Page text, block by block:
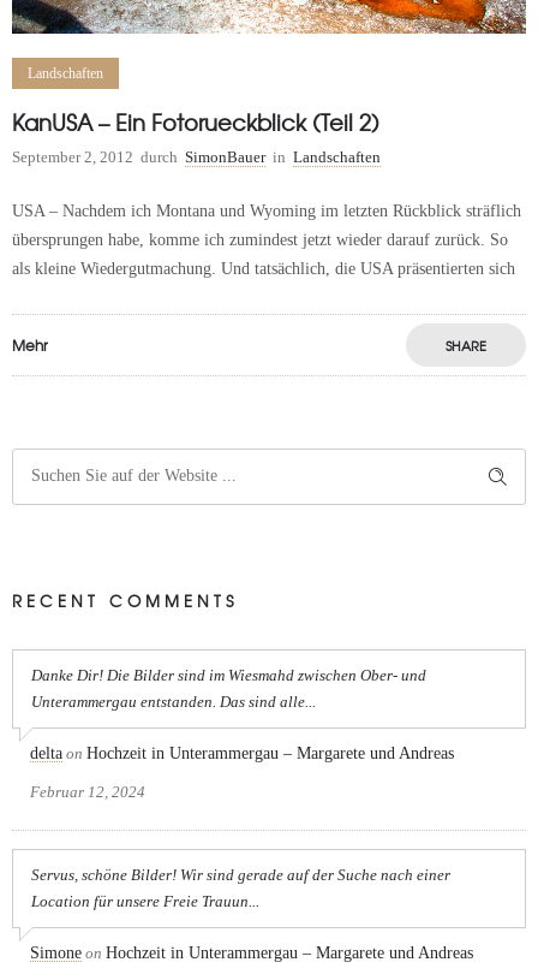
Landschaften
KanUSA – Ein Fotorueckblick (Teil 2)
September 2, 2012 durch SimonBauer in Landschaften
USA – Nachdem ich Montana und Wyoming im letzten Rückblick sträflich
übersprungen habe, komme ich zumindest jetzt wieder darauf zurück. So
als kleine Wiedergutmachung. Und tatsächlich, die USA präsentierten sich
Mehr SHARE
RECENT COMMENTS
Danke Dir! Die Bilder sind im Wiesmahd zwischen Ober- und
Unterammergau entstanden. Das sind alle...
delta on Hochzeit in Unterammergau – Margarete und Andreas
Februar 12, 2024
Servus, schöne Bilder! Wir sind gerade auf der Suche nach einer
Location für unsere Freie Trauun...
Simone on Hochzeit in Unterammergau – Margarete und Andreas